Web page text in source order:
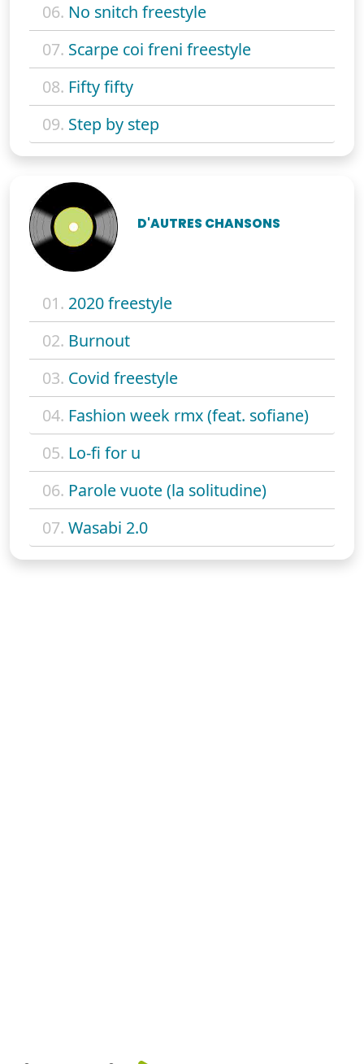
06. No snitch freestyle
07. Scarpe coi freni freestyle
08. Fifty fifty
09. Step by step
D'AUTRES CHANSONS
01. 2020 freestyle
02. Burnout
03. Covid freestyle
04. Fashion week rmx (feat. sofiane)
05. Lo-fi for u
06. Parole vuote (la solitudine)
07. Wasabi 2.0